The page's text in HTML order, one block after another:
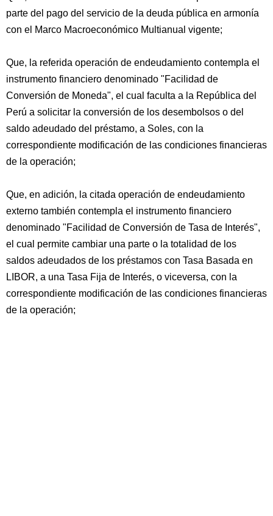
parte del pago del servicio de la deuda pública en armonía
con el Marco Macroeconómico Multianual vigente;
Que, la referida operación de endeudamiento contempla el
instrumento financiero denominado "Facilidad de
Conversión de Moneda", el cual faculta a la República del
Perú a solicitar la conversión de los desembolsos o del
saldo adeudado del préstamo, a Soles, con la
correspondiente modificación de las condiciones financieras
de la operación;
Que, en adición, la citada operación de endeudamiento
externo también contempla el instrumento financiero
denominado "Facilidad de Conversión de Tasa de Interés",
el cual permite cambiar una parte o la totalidad de los
saldos adeudados de los préstamos con Tasa Basada en
LIBOR, a una Tasa Fija de Interés, o viceversa, con la
correspondiente modificación de las condiciones financieras
de la operación;